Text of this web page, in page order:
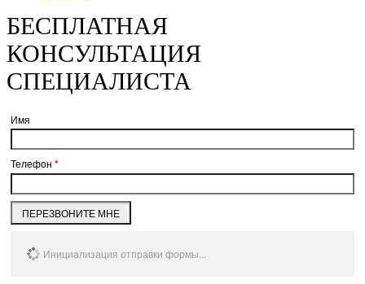
БЕСПЛАТНАЯ
КОНСУЛЬТАЦИЯ
СПЕЦИАЛИСТА
Имя
Телефон *
ПЕРЕЗВОНИТЕ МНЕ
Инициализация отправки формы...